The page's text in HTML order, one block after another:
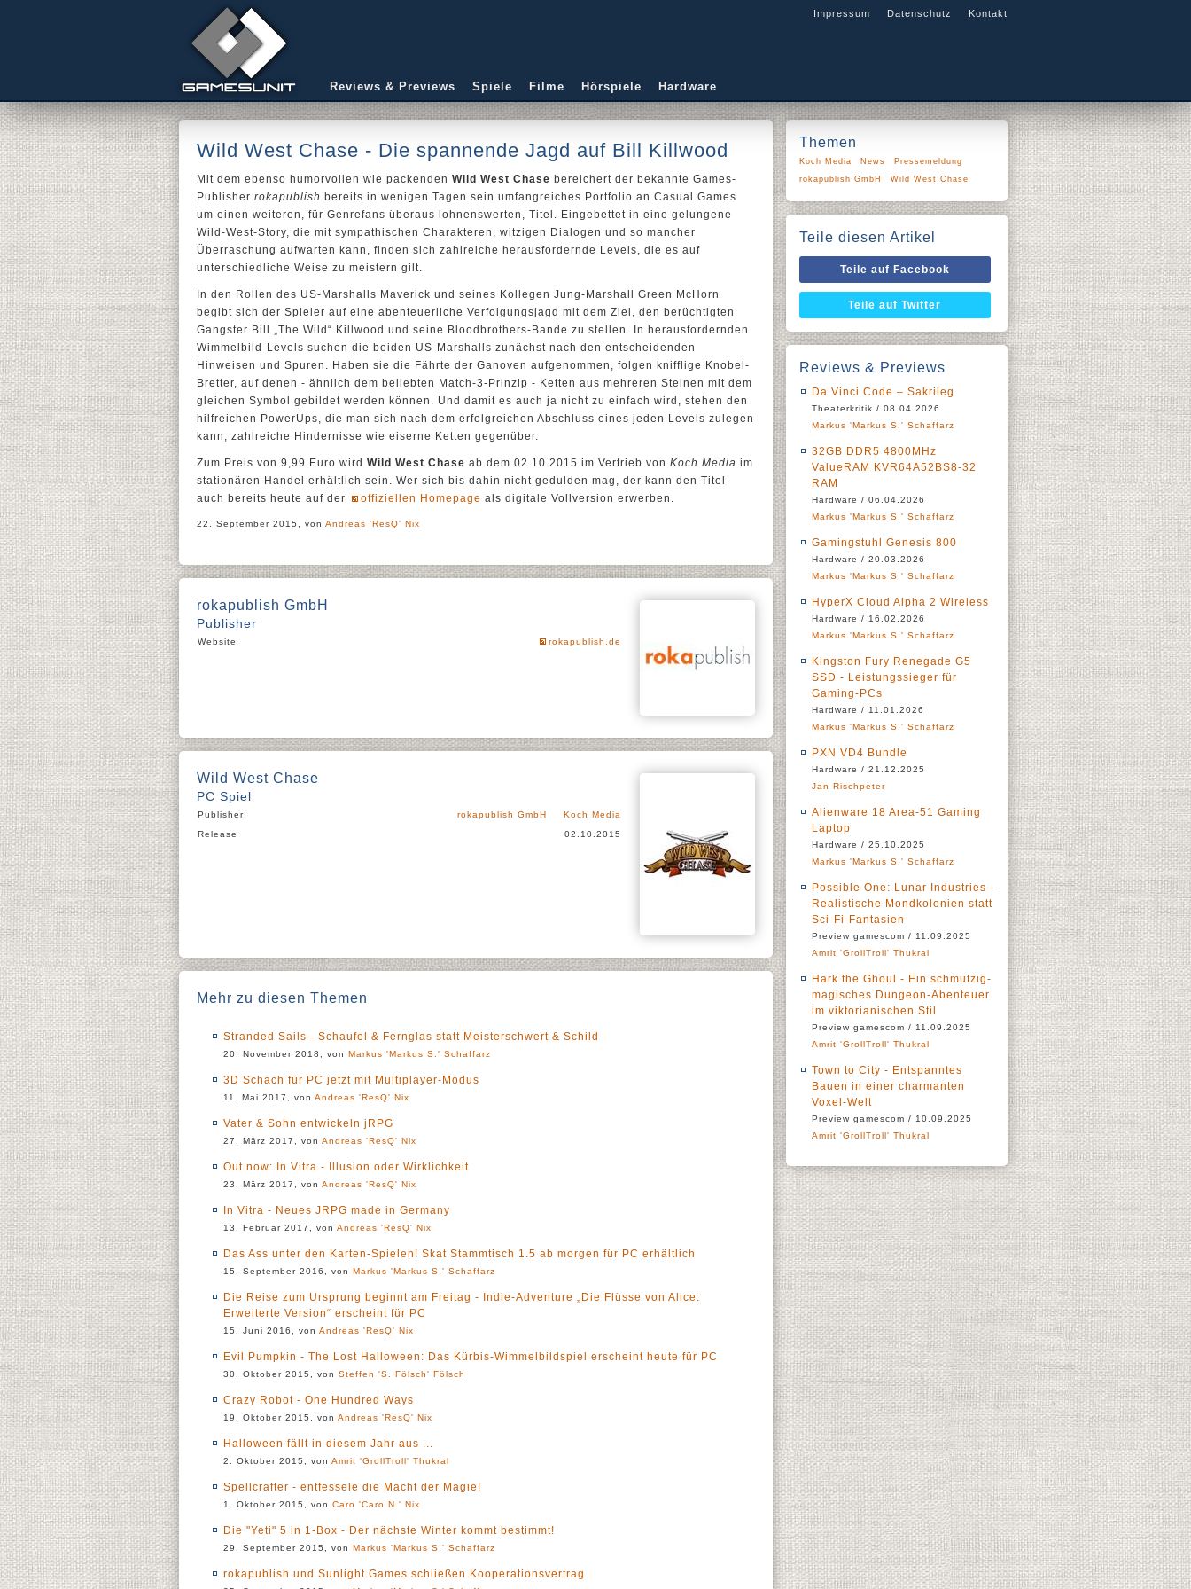
Impressum Datenschutz Kontakt
Reviews & Previews Spiele Filme Hörspiele Hardware
Wild West Chase - Die spannende Jagd auf Bill Killwood
Mit dem ebenso humorvollen wie packenden Wild West Chase bereichert der bekannte Games-
Publisher rokapublish bereits in wenigen Tagen sein umfangreiches Portfolio an Casual Games
um einen weiteren, für Genrefans überaus lohnenswerten, Titel. Eingebettet in eine gelungene
Wild-West-Story, die mit sympathischen Charakteren, witzigen Dialogen und so mancher
Überraschung aufwarten kann, finden sich zahlreiche herausfordernde Levels, die es auf
unterschiedliche Weise zu meistern gilt.
In den Rollen des US-Marshalls Maverick und seines Kollegen Jung-Marshall Green McHorn
begibt sich der Spieler auf eine abenteuerliche Verfolgungsjagd mit dem Ziel, den berüchtigten
Gangster Bill „The Wild“ Killwood und seine Bloodbrothers-Bande zu stellen. In herausfordernden
Wimmelbild-Levels suchen die beiden US-Marshalls zunächst nach den entscheidenden
Hinweisen und Spuren. Haben sie die Fährte der Ganoven aufgenommen, folgen knifflige Knobel-
Bretter, auf denen - ähnlich dem beliebten Match-3-Prinzip - Ketten aus mehreren Steinen mit dem
gleichen Symbol gebildet werden können. Und damit es auch ja nicht zu einfach wird, stehen den
hilfreichen PowerUps, die man sich nach dem erfolgreichen Abschluss eines jeden Levels zulegen
kann, zahlreiche Hindernisse wie eiserne Ketten gegenüber.
Zum Preis von 9,99 Euro wird Wild West Chase ab dem 02.10.2015 im Vertrieb von Koch Media im
stationären Handel erhältlich sein. Wer sich bis dahin nicht gedulden mag, der kann den Titel
auch bereits heute auf der
offiziellen Homepage als digitale Vollversion erwerben.
22. September 2015, von Andreas 'ResQ' Nix
rokapublish GmbH
Publisher
Website rokapublish.de
Wild West Chase
PC Spiel
Publisher rokapublish GmbH
Koch Media
Release
02.10.2015
Mehr zu diesen Themen
Stranded Sails - Schaufel & Fernglas statt Meisterschwert & Schild
20. November 2018, von Markus 'Markus S.' Schaffarz
3D Schach für PC jetzt mit Multiplayer-Modus
11. Mai 2017, von Andreas 'ResQ' Nix
Vater & Sohn entwickeln jRPG
27. März 2017, von Andreas 'ResQ' Nix
Out now: In Vitra - Illusion oder Wirklichkeit
23. März 2017, von Andreas 'ResQ' Nix
In Vitra - Neues JRPG made in Germany
13. Februar 2017, von Andreas 'ResQ' Nix
Das Ass unter den Karten-Spielen! Skat Stammtisch 1.5 ab morgen für PC erhältlich
15. September 2016, von Markus 'Markus S.' Schaffarz
Die Reise zum Ursprung beginnt am Freitag - Indie-Adventure „Die Flüsse von Alice:
Erweiterte Version“ erscheint für PC
15. Juni 2016, von Andreas 'ResQ' Nix
Evil Pumpkin - The Lost Halloween: Das Kürbis-Wimmelbildspiel erscheint heute für PC
30. Oktober 2015, von Steffen 'S. Fölsch' Fölsch
Crazy Robot - One Hundred Ways
19. Oktober 2015, von Andreas 'ResQ' Nix
Halloween fällt in diesem Jahr aus ...
2. Oktober 2015, von Amrit 'GrollTroll' Thukral
Spellcrafter - entfessele die Macht der Magie!
1. Oktober 2015, von Caro 'Caro N.' Nix
Die "Yeti" 5 in 1-Box - Der nächste Winter kommt bestimmt!
29. September 2015, von Markus 'Markus S.' Schaffarz
rokapublish und Sunlight Games schließen Kooperationsvertrag
Themen
Koch Media News
Pressemeldung
rokapublish GmbH
Wild West Chase
Teile diesen Artikel
Teile auf Facebook
Teile auf Twitter
Reviews & Previews
Da Vinci Code – Sakrileg
Theaterkritik / 08.04.2026
Markus 'Markus S.' Schaffarz
32GB DDR5 4800MHz
ValueRAM KVR64A52BS8-32
RAM
Hardware / 06.04.2026
Markus 'Markus S.' Schaffarz
Gamingstuhl Genesis 800
Hardware / 20.03.2026
Markus 'Markus S.' Schaffarz
HyperX Cloud Alpha 2 Wireless
Hardware / 16.02.2026
Markus 'Markus S.' Schaffarz
Kingston Fury Renegade G5
SSD - Leistungssieger für
Gaming-PCs
Hardware / 11.01.2026
Markus 'Markus S.' Schaffarz
PXN VD4 Bundle
Hardware / 21.12.2025
Jan Rischpeter
Alienware 18 Area-51 Gaming
Laptop
Hardware / 25.10.2025
Markus 'Markus S.' Schaffarz
Possible One: Lunar Industries -
Realistische Mondkolonien statt
Sci-Fi-Fantasien
Preview gamescom / 11.09.2025
Amrit 'GrollTroll' Thukral
Hark the Ghoul - Ein schmutzig-
magisches Dungeon-Abenteuer
im viktorianischen Stil
Preview gamescom / 11.09.2025
Amrit 'GrollTroll' Thukral
Town to City - Entspanntes
Bauen in einer charmanten
Voxel-Welt
Preview gamescom / 10.09.2025
Amrit 'GrollTroll' Thukral